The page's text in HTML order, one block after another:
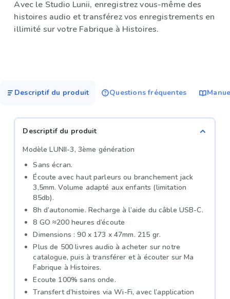
Avec le Studio Lunii, enregistrez vous-même des
histoires audio et transférez vos enregistrements en
illimité sur votre Fabrique à Histoires.
Descriptif du produit Questions fréquentes
Descriptif du produit
Modèle LUNII-3, 3ème génération
Sans écran.
Écoute avec haut parleurs ou branchement jack
3,5mm. Volume adapté aux enfants (limitation
85db).
8h d’autonomie. Recharge à l’aide du câble USB-C.
8 GO ≈200 heures d’écoute
Dimensions : 90 x 173 x 47mm. 215 gr.
Plus de 500 livres audio à acheter sur notre
catalogue, puis à transférer et à écouter sur Ma
Fabrique à Histoires.
Ecoute 100% sans onde.
Transfert d’histoires via Wi-Fi, avec l’application